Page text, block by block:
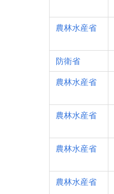
農林水産省
防衛省
農林水産省
農林水産省
農林水産省
農林水産省